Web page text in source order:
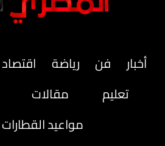
أخبار فن رياضة اقتصاد
تعليم
مقالات
مواعيد